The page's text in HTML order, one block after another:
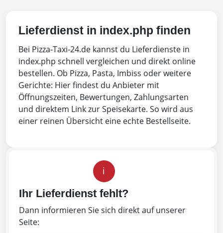
Lieferdienst in index.php finden
Bei Pizza-Taxi-24.de kannst du Lieferdienste in
index.php schnell vergleichen und direkt online
bestellen. Ob Pizza, Pasta, Imbiss oder weitere
Gerichte: Hier findest du Anbieter mit
Öffnungszeiten, Bewertungen, Zahlungsarten
und direktem Link zur Speisekarte. So wird aus
einer reinen Übersicht eine echte Bestellseite.
i
Ihr Lieferdienst fehlt?
Dann informieren Sie sich direkt auf unserer
Seite: